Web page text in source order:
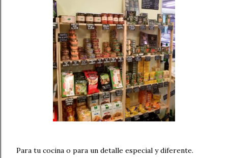
Para tu cocina o para un detalle especial y diferente.